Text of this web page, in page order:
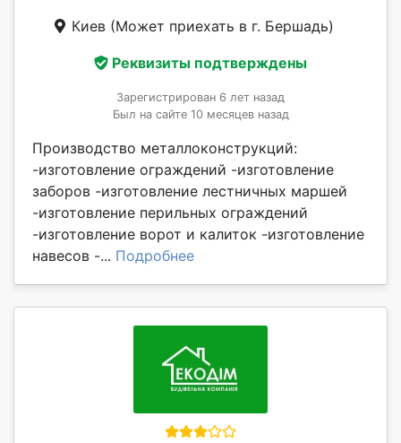
Киев (Может приехать в г. Бершадь)
Реквизиты подтверждены
Зарегистрирован 6 лет назад
Был на сайте 10 месяцев назад
Производство металлоконструкций:
-изготовление ограждений -изготовление
заборов -изготовление лестничных маршей
-изготовление перильных ограждений
-изготовление ворот и калиток -изготовление
навесов -... Подробнее